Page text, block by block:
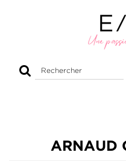
Rechercher
ARNAUD